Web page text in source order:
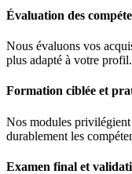
Évaluation des
Nous évaluons vos
plus adapté à votre profil.
Formation ciblée et
Nos modules privilégient
durablement les
Examen final et